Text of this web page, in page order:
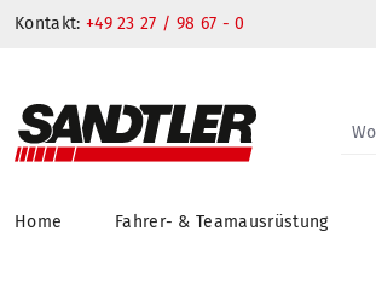
Kontakt: +49 23 27 / 98 67 - 0
Home Fahrer- & Teamausrüstung